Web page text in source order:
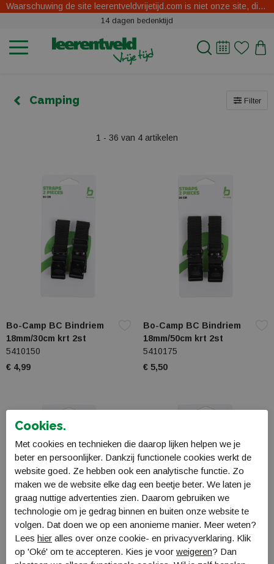
Waarschuwing de site leerentveldvrijetijd.com is niet onze site, dit zijn oplichters.
14 dagen bedenktijd
Camping Filter
1 - 36 van 4 artikelen
Bo-Camp BC Bindriem
18mm/30cm krt 2st
5410150
€ 4,99
Bo-Camp BC Bindriem
18mm/50cm krt 2st
5410175
€ 5,50
Bo-Camp BC Bindriem
Bo-Camp BC Bindriem
Cookies.
Met cookies en technieken die daarop lijken helpen we je
beter en persoonlijker. Dankzij functionele cookies werkt de
website goed. Ze hebben ook een analytische functie. Zo
maken we de website elke dag een beetje beter. We laten je
graag nuttige advertenties zien. Daarom gebruiken we
technologie om je gedrag binnen en buiten onze website te
volgen. Dat doen we op een anonieme manier. Meer weten?
Lees hier alles over onze cookie- en privacyverklaring. Klik
op 'Oké' om te accepteren. Kies je voor weigeren? Dan